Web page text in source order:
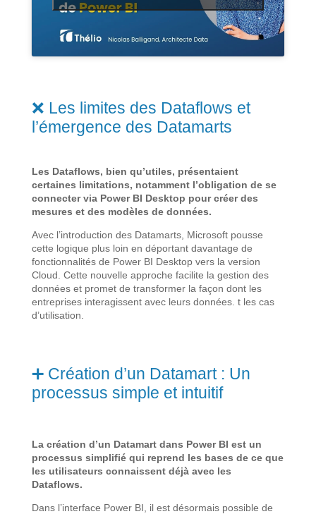
❌ Les limites des Dataflows et
l’émergence des Datamarts
Les Dataflows, bien qu’utiles, présentaient
certaines limitations, notamment l’obligation de se
connecter via Power BI Desktop pour créer des
mesures et des modèles de données.
Avec l’introduction des Datamarts, Microsoft pousse
cette logique plus loin en déportant davantage de
fonctionnalités de Power BI Desktop vers la version
Cloud. Cette nouvelle approche facilite la gestion des
données et promet de transformer la façon dont les
entreprises interagissent avec leurs données. t les cas
d’utilisation.
➕ Création d’un Datamart : Un
processus simple et intuitif
La création d’un Datamart dans Power BI est un
processus simplifié qui reprend les bases de ce que
les utilisateurs connaissent déjà avec les
Dataflows.
Dans l’interface Power BI, il est désormais possible de